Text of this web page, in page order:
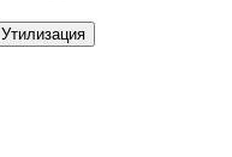
Утилизация